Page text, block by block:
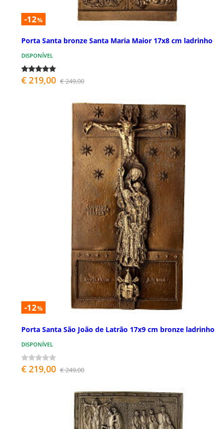
-12%
Porta Santa bronze Santa Maria Maior 17x8 cm ladrinho
DISPONÍVEL
€ 219,00 € 249,00
-12%
Porta Santa São João de Latrão 17x9 cm bronze ladrinho
DISPONÍVEL
€ 219,00 € 249,00